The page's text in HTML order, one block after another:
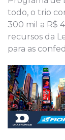
todo, o trio
300 mil a R$
recursos da
para as